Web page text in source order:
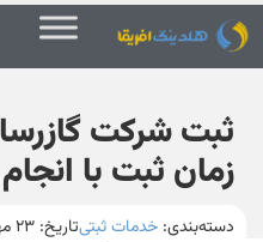
ثبت شرکت
زمان ثبت با
دسته‌بندی: خدمات ثبتیتاریخ: